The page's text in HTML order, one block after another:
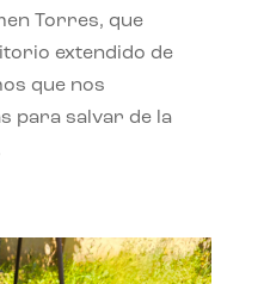
Torres, que
extendido de
que nos
para salvar de la